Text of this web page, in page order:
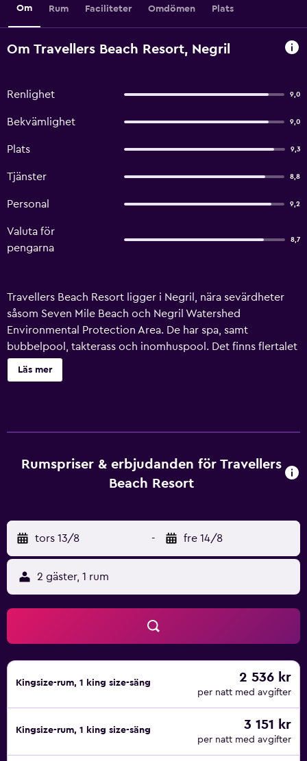
Om Rum Faciliteter Omdömen Plats
Om Travellers Beach Resort, Negril
Renlighet 9,0
Bekvämlighet 9,0
Plats 9,3
Tjänster 8,8
Personal 9,2
Valuta för
pengarna
8,7
Travellers Beach Resort ligger i Negril, nära sevärdheter
såsom Seven Mile Beach och Negril Watershed
Environmental Protection Area. De har spa, samt
bubbelpool, takterass och inomhuspool. Det finns flertalet
faciliteter på Travellers Beach Resort som gäster kan njuta
av, så som barnpool, skönhetssalong och ett hälso-center.
tillgängligt. Under deras vistelse kan gäster njuta av
middag på Palm Restaurant, som erbjuder lokalt och
restauranger kan även hittas i området. De som bor i
fastigheten kan prova en jet-ski och utforska
omgivningarna från vattnet. Negril Lighthouse och Orange
Bay ligger inom 20 minuters bilfärd.
Läs mer
Rumspriser & erbjudanden för Travellers
Beach Resort
tors 13/8 - fre 14/8
2 gäster, 1 rum
Kingsize-rum, 1 king size-säng 2 536 kr
per natt med avgifter
Kingsize-rum, 1 king size-säng 3 151 kr
per natt med avgifter